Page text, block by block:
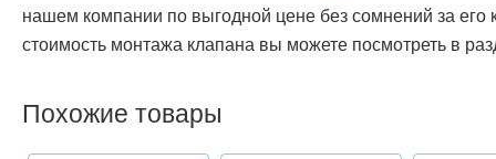
нашем компании по выгодной цене без сомнений за его
стоимость монтажа клапана вы можете посмотреть в
Похожие товары